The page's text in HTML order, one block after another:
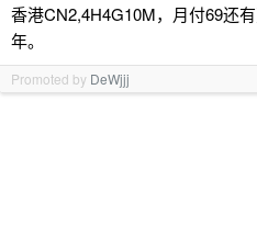
香港CN2,4H4G10M，月付69还
年。
Promoted by DeWjjj